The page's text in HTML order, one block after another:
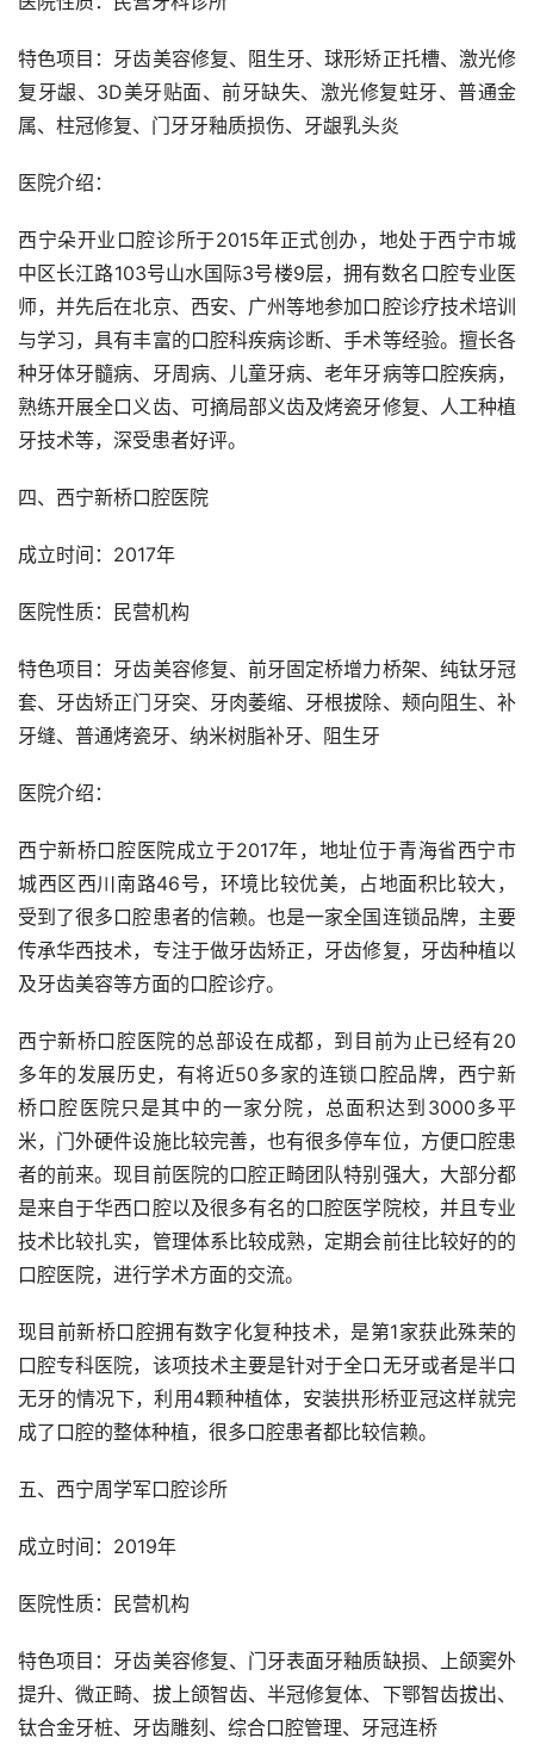
特色项目：牙齿美容修复、阻生牙、球形矫正托槽、激光修
复牙龈、3D美牙贴面、前牙缺失、激光修复蛀牙、普通金
属、柱冠修复、门牙牙釉质损伤、牙龈乳头炎
医院介绍：
西宁朵开业口腔诊所于2015年正式创办，地处于西宁市城
中区长江路103号山水国际3号楼9层，拥有数名口腔专业医
师，并先后在北京、西安、广州等地参加口腔诊疗技术培训
与学习，具有丰富的口腔科疾病诊断、手术等经验。擅长各
种牙体牙髓病、牙周病、儿童牙病、老年牙病等口腔疾病，
熟练开展全口义齿、可摘局部义齿及烤瓷牙修复、人工种植
牙技术等，深受患者好评。
四、西宁新桥口腔医院
成立时间：2017年
医院性质：民营机构
特色项目：牙齿美容修复、前牙固定桥增力桥架、纯钛牙冠
套、牙齿矫正门牙突、牙肉萎缩、牙根拔除、颊向阻生、补
牙缝、普通烤瓷牙、纳米树脂补牙、阻生牙
医院介绍：
西宁新桥口腔医院成立于2017年，地址位于青海省西宁市
城西区西川南路46号，环境比较优美，占地面积比较大，
受到了很多口腔患者的信赖。也是一家全国连锁品牌，主要
传承华西技术，专注于做牙齿矫正，牙齿修复，牙齿种植以
及牙齿美容等方面的口腔诊疗。
西宁新桥口腔医院的总部设在成都，到目前为止已经有20
多年的发展历史，有将近50多家的连锁口腔品牌，西宁新
桥口腔医院只是其中的一家分院，总面积达到3000多平
米，门外硬件设施比较完善，也有很多停车位，方便口腔患
者的前来。现目前医院的口腔正畸团队特别强大，大部分都
是来自于华西口腔以及很多有名的口腔医学院校，并且专业
技术比较扎实，管理体系比较成熟，定期会前往比较好的的
口腔医院，进行学术方面的交流。
现目前新桥口腔拥有数字化复种技术，是第1家获此殊荣的
口腔专科医院，该项技术主要是针对于全口无牙或者是半口
无牙的情况下，利用4颗种植体，安装拱形桥亚冠这样就完
成了口腔的整体种植，很多口腔患者都比较信赖。
五、西宁周学军口腔诊所
成立时间：2019年
医院性质：民营机构
特色项目：牙齿美容修复、门牙表面牙釉质缺损、上颌窦外
提升、微正畸、拔上颌智齿、半冠修复体、下鄂智齿拔出、
钛合金牙桩、牙齿雕刻、综合口腔管理、牙冠连桥